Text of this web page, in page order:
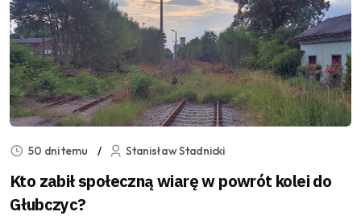
50 dni temu Stanisław Stadnicki
Kto zabił społeczną wiarę w powrót kolei do
Głubczyc?